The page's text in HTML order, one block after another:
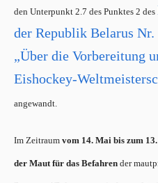
den Unterpunkt 2.7 des Punktes 2 des
der Republik Belarus
„Über die Vorbereitung
Eishockey-
angewandt.
Im Zeitraum vom 14. Mai bis zum
der Maut für das Befahrender